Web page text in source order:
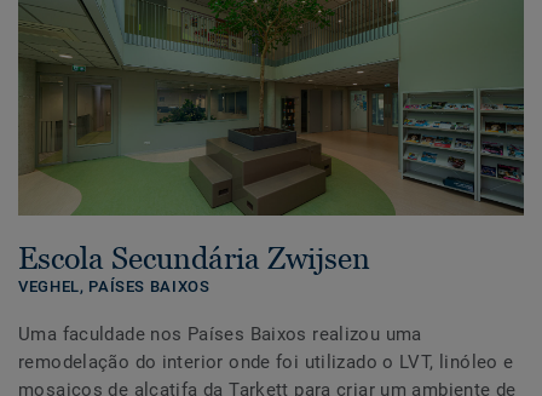
Escola Secundária Zwijsen
VEGHEL, PAÍSES BAIXOS
Uma faculdade nos Países Baixos realizou uma
remodelação do interior onde foi utilizado o LVT, linóleo e
mosaicos de alcatifa da Tarkett para criar um ambiente de